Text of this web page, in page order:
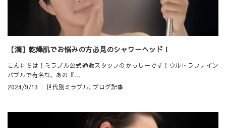
【潤】乾燥肌でお悩みの方必見のシャワーヘッド！
こんにちは！ミラブル公式通販スタッフのかっしーです！ウルトラファイン
バブルで有名な、あの『…
2024/9/13
世代別ミラブル, ブログ記事